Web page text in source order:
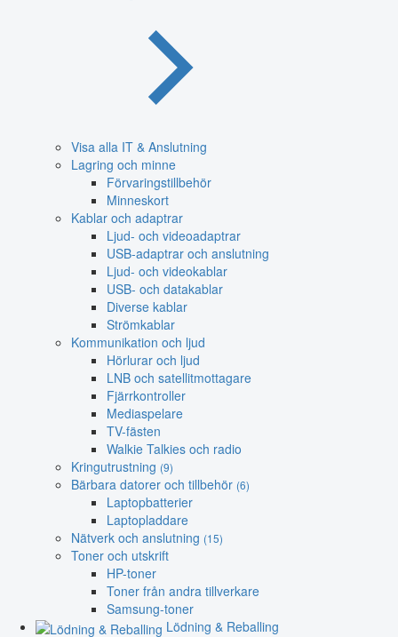
Visa alla IT & Anslutning
Lagring och minne
Förvaringstillbehör
Minneskort
Kablar och adaptrar
Ljud- och videoadaptrar
USB-adaptrar och anslutning
Ljud- och videokablar
USB- och datakablar
Diverse kablar
Strömkablar
Kommunikation och ljud
Hörlurar och ljud
LNB och satellitmottagare
Fjärrkontroller
Mediaspelare
TV-fästen
Walkie Talkies och radio
Kringutrustning (9)
Bärbara datorer och tillbehör (6)
Laptopbatterier
Laptopladdare
Nätverk och anslutning (15)
Toner och utskrift
HP-toner
Toner från andra tillverkare
Samsung-toner
Lödning & Reballing